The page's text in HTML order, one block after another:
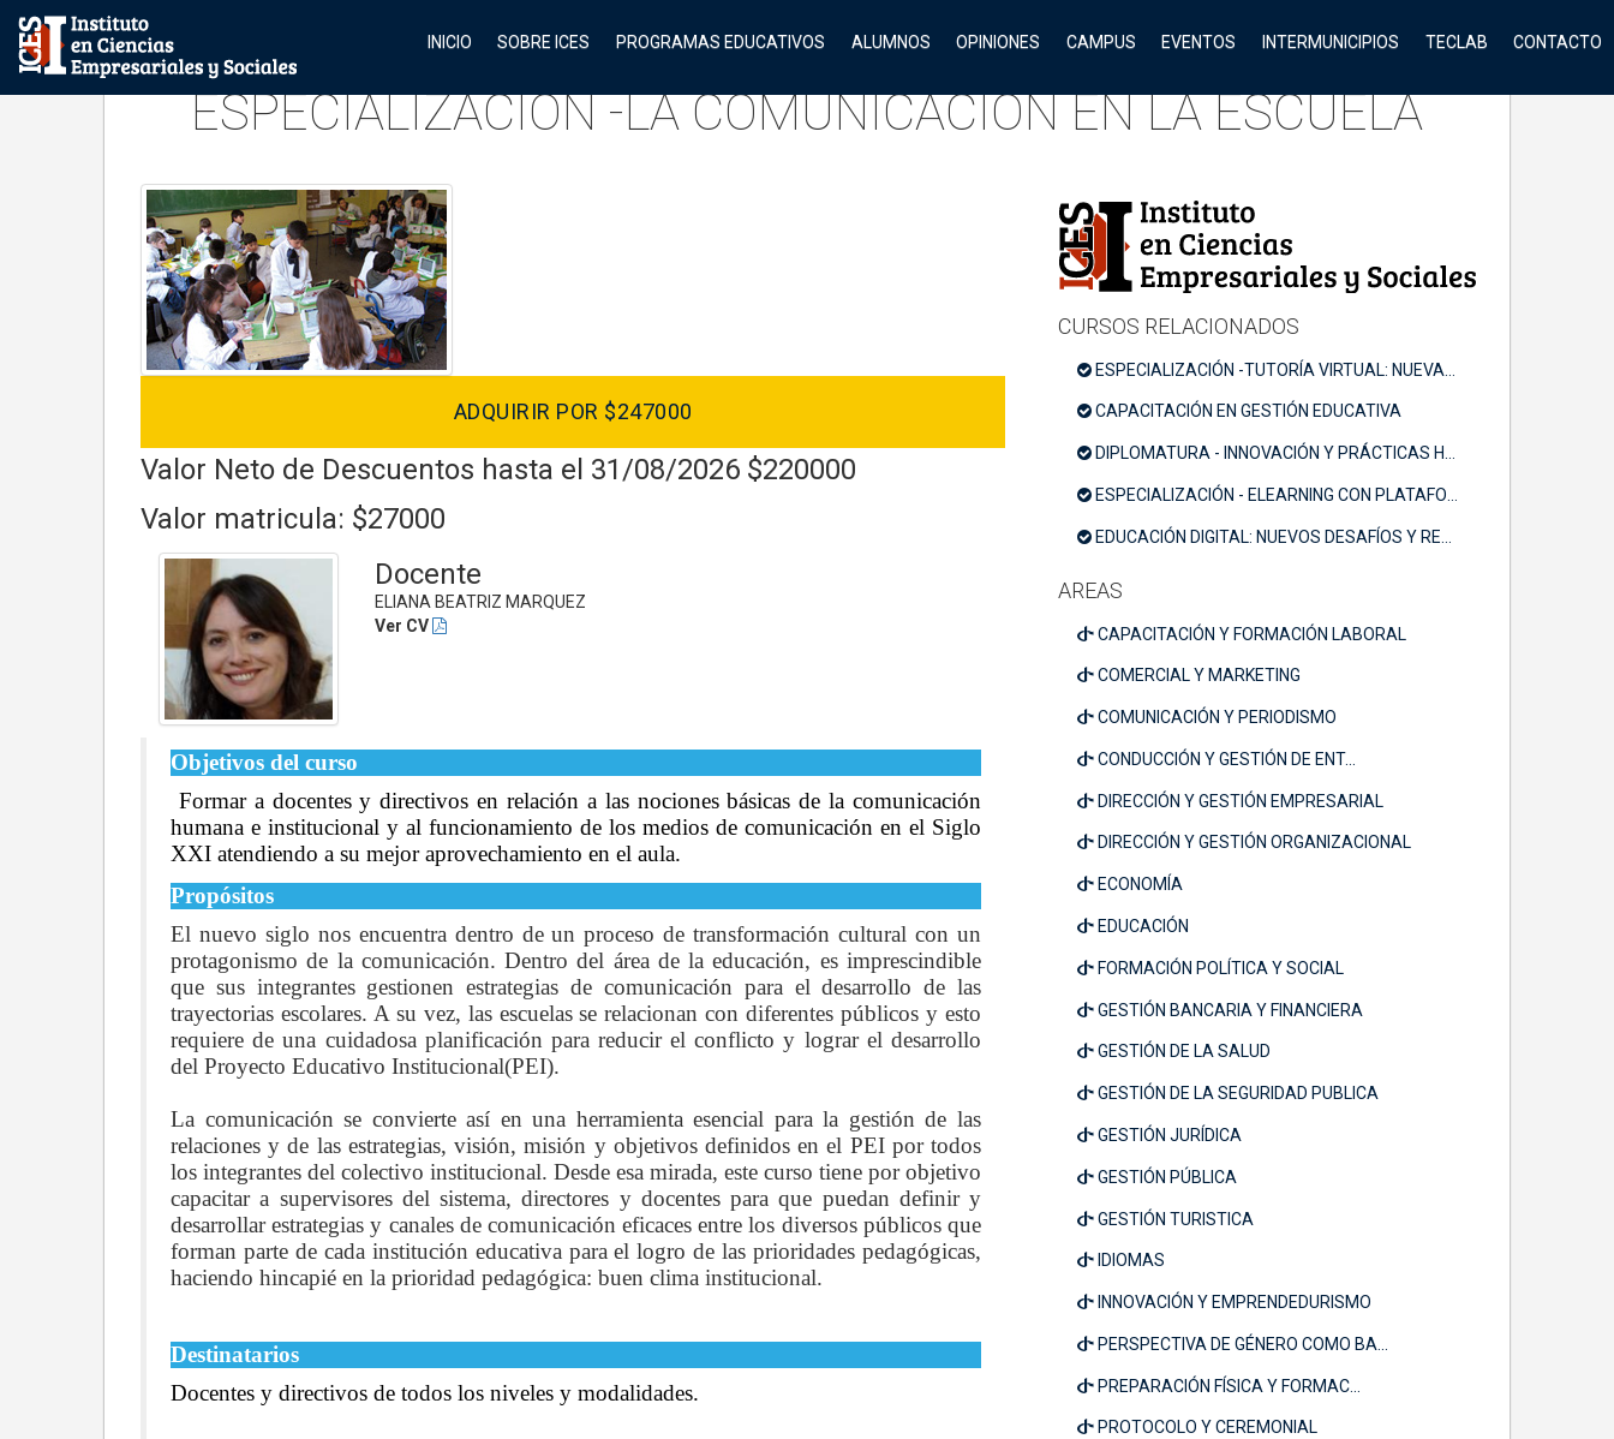
INICIO SOBRE ICES PROGRAMAS EDUCATIVOS ALUMNOS OPINIONES CAMPUS EVENTOS INTERMUNICIPIOS TECLAB CONTACTO
ESPECIALIZACIÓN -LA COMUNICACIÓN EN LA ESCUELA
ADQUIRIR POR $247000
Valor Neto de Descuentos hasta el 31/08/2026 $220000
Valor matricula: $27000
Docente
ELIANA BEATRIZ MARQUEZ
Ver CV
Objetivos del curso
Formar a docentes y directivos en relación a las nociones básicas de la comunicación
humana e institucional y al funcionamiento de los medios de comunicación en el Siglo
XXI atendiendo a su mejor aprovechamiento en el aula.
Propósitos
El nuevo siglo nos encuentra dentro de un proceso de transformación cultural con un
protagonismo de la comunicación. Dentro del área de la educación, es imprescindible
que sus integrantes gestionen estrategias de comunicación para el desarrollo de las
trayectorias escolares. A su vez, las escuelas se relacionan con diferentes públicos y esto
requiere de una cuidadosa planificación para reducir el conflicto y lograr el desarrollo
del Proyecto Educativo Institucional(PEI).
La comunicación se convierte así en una herramienta esencial para la gestión de las
relaciones y de las estrategias, visión, misión y objetivos definidos en el PEI por todos
los integrantes del colectivo institucional. Desde esa mirada, este curso tiene por objetivo
capacitar a supervisores del sistema, directores y docentes para que puedan definir y
desarrollar estrategias y canales de comunicación eficaces entre los diversos públicos que
forman parte de cada institución educativa para el logro de las prioridades pedagógicas,
haciendo hincapié en la prioridad pedagógica: buen clima institucional.
Destinatarios
Docentes y directivos de todos los niveles y modalidades.
CURSOS RELACIONADOS
ESPECIALIZACIÓN -TUTORÍA VIRTUAL: NUEVAS COMPETENCIAS PEDAGÓGICAS PARA UN NUEVO PARADIGMA EDUCATIVO
CAPACITACIÓN EN GESTIÓN EDUCATIVA
DIPLOMATURA - INNOVACIÓN Y PRÁCTICAS HETEROGÉNEAS EN EL AULA
ESPECIALIZACIÓN - ELEARNING CON PLATAFORMAS MOODLE
EDUCACIÓN DIGITAL: NUEVOS DESAFÍOS Y RESPONSABILIDADES
AREAS
CAPACITACIÓN Y FORMACIÓN LABORAL
COMERCIAL Y MARKETING
COMUNICACIÓN Y PERIODISMO
CONDUCCIÓN Y GESTIÓN DE ENT...
DIRECCIÓN Y GESTIÓN EMPRESARIAL
DIRECCIÓN Y GESTIÓN ORGANIZACIONAL
ECONOMÍA
EDUCACIÓN
FORMACIÓN POLÍTICA Y SOCIAL
GESTIÓN BANCARIA Y FINANCIERA
GESTIÓN DE LA SALUD
GESTIÓN DE LA SEGURIDAD PUBLICA
GESTIÓN JURÍDICA
GESTIÓN PÚBLICA
GESTIÓN TURISTICA
IDIOMAS
INNOVACIÓN Y EMPRENDEDURISMO
PERSPECTIVA DE GÉNERO COMO BA...
PREPARACIÓN FÍSICA Y FORMAC...
PROTOCOLO Y CEREMONIAL